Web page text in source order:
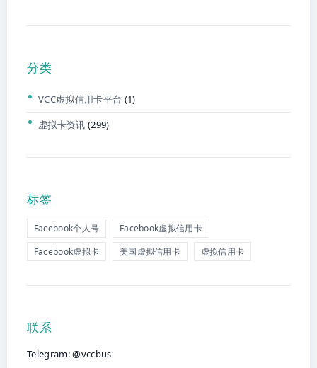
分类
VCC虚拟信用卡平台 (1)
虚拟卡资讯 (299)
标签
Facebook个人号
Facebook虚拟信用卡
Facebook虚拟卡
美国虚拟信用卡 虚拟信用卡
联系
Telegram: @vccbus